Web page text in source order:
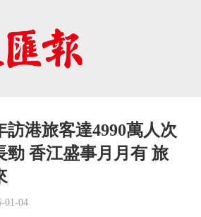
訪港旅客達4990萬人次
勁 香江盛事月月有 旅
01-04